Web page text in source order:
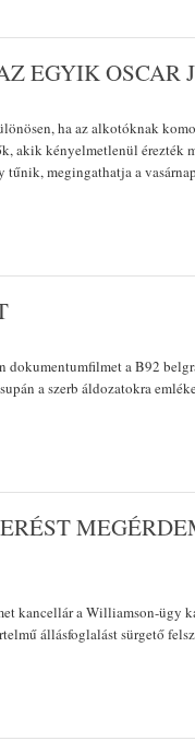
EGYIK OSCAR
ha az alkotóknak
akik kényelmetlenül érezték
tűnik, megingathatja a
dokumentumfilmet a B92
a szerb áldozatokra
kancellár a Williamson-ügy
állásfoglalást sürgető